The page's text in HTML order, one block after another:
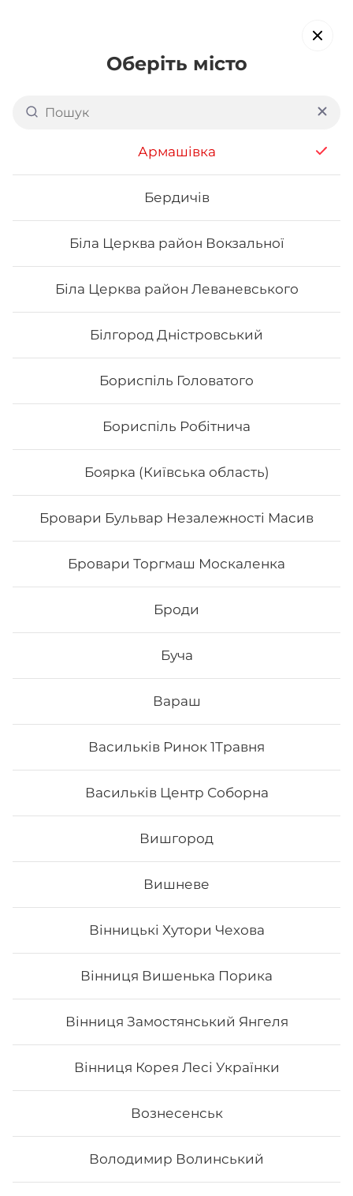
Оберіть місто
Армашівка
Бердичів
Біла Церква район Вокзальної
Біла Церква район Леваневського
Білгород Дністровський
Бориспіль Головатого
Бориспіль Робітнича
Боярка (Київська область)
Бровари Бульвар Незалежності Масив
Бровари Торгмаш Москаленка
Броди
Буча
Вараш
Васильків Ринок 1Травня
Васильків Центр Соборна
Вишгород
Вишневе
Вінницькі Хутори Чехова
Вінниця Вишенька Порика
Вінниця Замостянський Янгеля
Вінниця Корея Лесі Українки
Вознесенськ
Володимир Волинський
Доставка суші в
Запоріжжі:
вул. Українська
Напої
Холодний чай «Fuze tea”
Холодний чай “Fuze tea” 0.5 л.
Напій Sprite
₴